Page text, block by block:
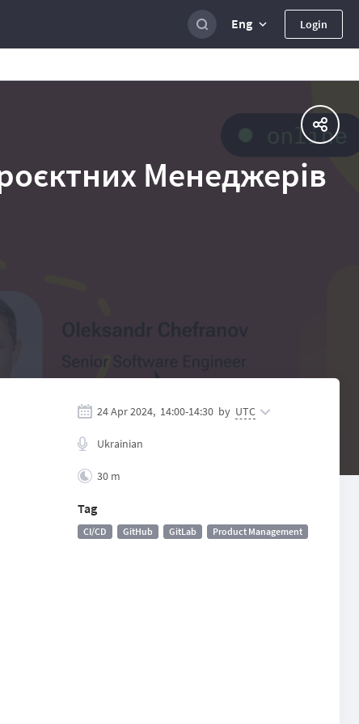
Eng Login
Менеджерів
24 Apr 2024, 14:00-14:30 by UTC
Ukrainian
30 m
Tag
CI/CD GitHub GitLab Product Management